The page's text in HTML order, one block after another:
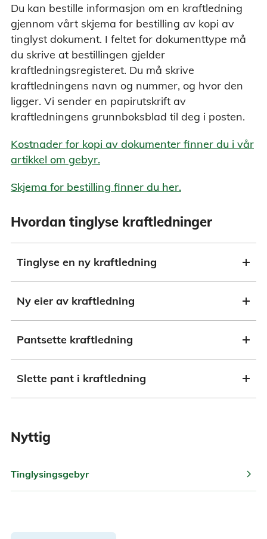
Du kan bestille informasjon om en kraftledning
gjennom vårt skjema for bestilling av kopi av
tinglyst dokument. I feltet for dokumenttype må
du skrive at bestillingen gjelder
kraftledningsregisteret. Du må skrive
kraftledningens navn og nummer, og hvor den
ligger. Vi sender en papirutskrift av
kraftledningens grunnboksblad til deg i posten.
Kostnader for kopi av dokumenter finner du i vår
artikkel om gebyr.
Skjema for bestilling finner du her.
Hvordan tinglyse kraftledninger
Tinglyse en ny kraftledning
Ny eier av kraftledning
Pantsette kraftledning
Slette pant i kraftledning
Nyttig
Tinglysingsgebyr chevron_right